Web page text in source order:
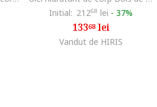
Initial: 21268 lei - 37%
13368lei
Vandut de HIRIS